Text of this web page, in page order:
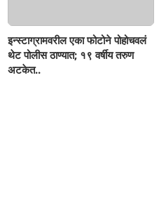
इन्स्टाग्रामवरील एका फोटोने पोहोचवलं
थेट पोलीस ठाण्यात; १९ वर्षीय तरुण
अटकेत..